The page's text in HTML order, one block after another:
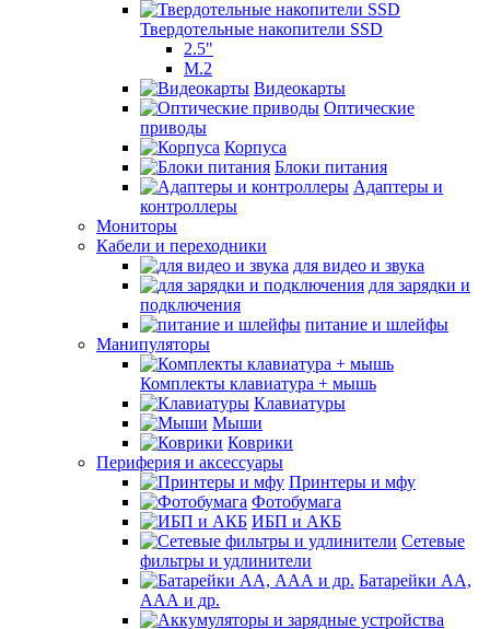
Твердотельные накопители SSD
2.5"
M.2
Видеокарты
Оптические
приводы
Корпуса
Блоки питания
Адаптеры и
контроллеры
Мониторы
Кабели и переходники
для видео и звука
для зарядки и
подключения
питание и шлейфы
Манипуляторы
Комплекты клавиатура + мышь
Клавиатуры
Мыши
Коврики
Периферия и аксессуары
Принтеры и мфу
Фотобумага
ИБП и АКБ
Сетевые
фильтры и удлинители
Батарейки АА,
ААА и др.